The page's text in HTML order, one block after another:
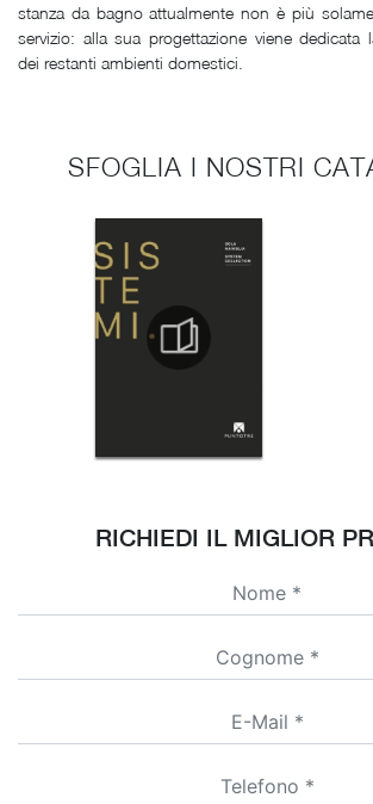
stanza da bagno attualmente non è più
servizio: alla sua progettazione viene dedicata
dei restanti ambienti domestici.
SFOGLIA I NOSTRI
RICHIEDI IL MIGLIOR